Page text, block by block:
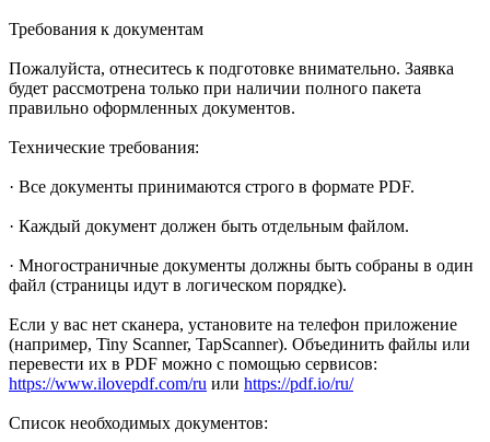
Требования к документам
Пожалуйста, отнеситесь к подготовке внимательно. Заявка
будет рассмотрена только при наличии полного пакета
правильно оформленных документов.
Технические требования:
· Все документы принимаются строго в формате PDF.
· Каждый документ должен быть отдельным файлом.
· Многостраничные документы должны быть собраны в один
файл (страницы идут в логическом порядке).
Если у вас нет сканера, установите на телефон приложение
(например, Tiny Scanner, TapScanner). Объединить файлы или
перевести их в PDF можно с помощью сервисов:
https://www.ilovepdf.com/ru или https://pdf.io/ru/
Список необходимых документов: